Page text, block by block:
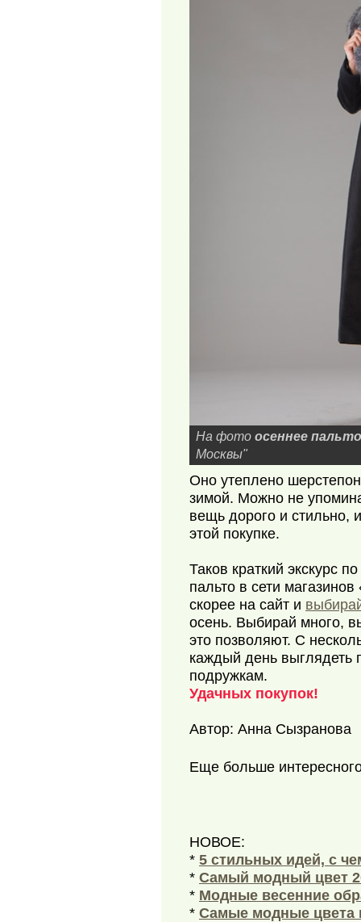
На фото осеннее пальто
Москвы"
Оно утеплено
зимой. Можно не
вещь дорого и стильно,
этой покупке.
Таков краткий экскурс
пальто в сети
скорее на сайт и
осень. Выбирай много,
это позволяют. С
каждый день выглядеть
подружкам.
Удачных покупок!
Автор: Анна Сызранова
Еще больше
НОВОЕ:
* 5 стильных идей, с
* Самый модный цвет
* Модные весенние
* Самые модные цвета